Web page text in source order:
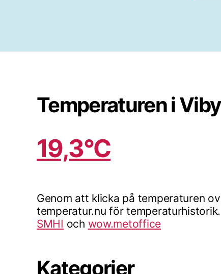
Temperaturen i
19,3°C
Genom att klicka på temperaturen
temperatur.nu för
SMHI och wow.metoffice
Kategorier